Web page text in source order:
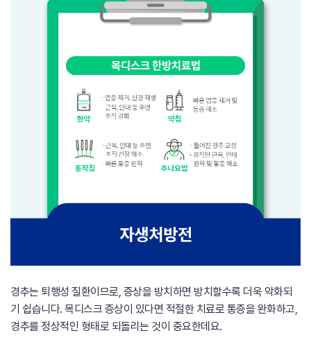
경추는 퇴행성 질환이므로, 증상을 방치하면 방치할수록 더욱 악화되
기 쉽습니다. 목디스크 증상이 있다면 적절한 치료로 통증을 완화하고,
경추를 정상적인 형태로 되돌리는 것이 중요한데요.